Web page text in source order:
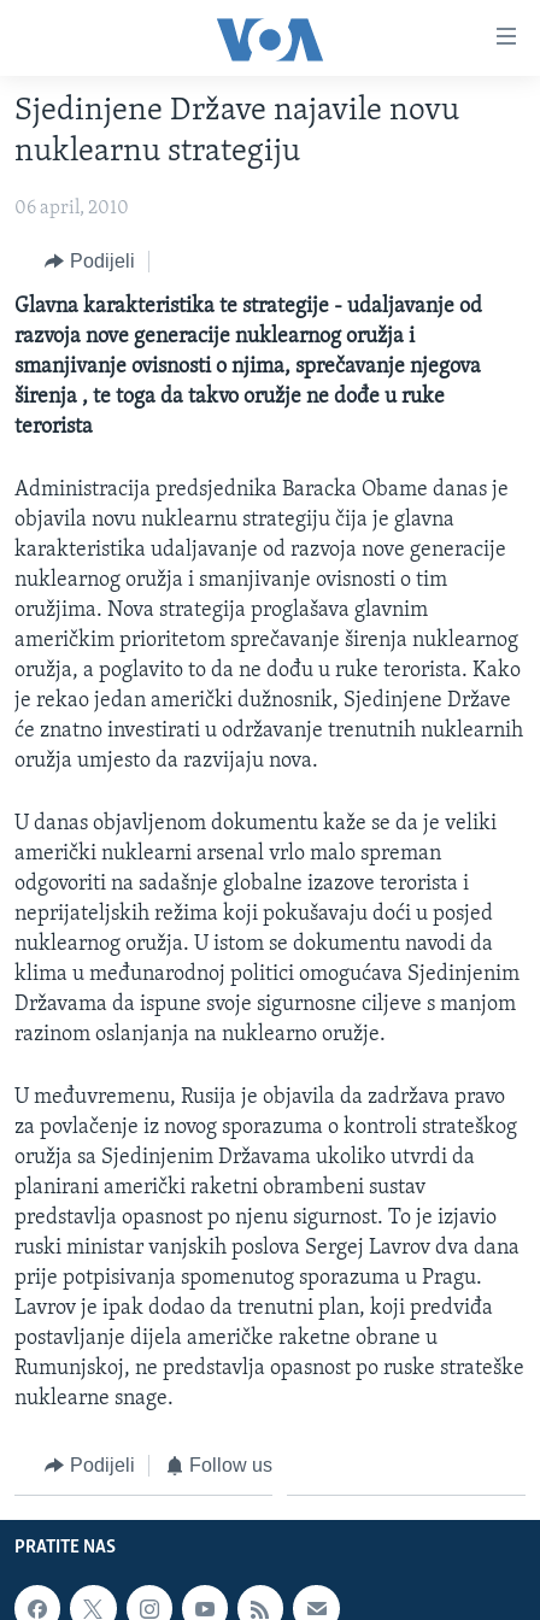
glavni
sadržaj
na
navigaciju
Idi
na
pretragu
TV PROGRAM
FOTOGRAFIJE DANA
VIJESTI
SJEDINJENE AMERIČKE DRŽAVE
BOSNA I HERCEGOVINA
SVIJET
NAUKA I TEHNOLOGIJA
SPECIJALNI PROJEKTI
KORUPCIJA
SLOBODA MEDIJA
ŽENSKA STRANA
IZBJEGLIČKA STRANA
MAGAZIN
O GLASU AMERIKE
Learning English
PRATITE NAS
Jezici
Sjedinjene Države najavile novu
nuklearnu strategiju
06 april, 2010
Podijeli
Glavna karakteristika te strategije - udaljavanje od
razvoja nove generacije nuklearnog oružja i
smanjivanje ovisnosti o njima, sprečavanje njegova
širenja , te toga da takvo oružje ne dođe u ruke
terorista
Administracija predsjednika Baracka Obame danas je
objavila novu nuklearnu strategiju čija je glavna
karakteristika udaljavanje od razvoja nove generacije
nuklearnog oružja i smanjivanje ovisnosti o tim
oružjima. Nova strategija proglašava glavnim
američkim prioritetom sprečavanje širenja nuklearnog
oružja, a poglavito to da ne dođu u ruke terorista. Kako
je rekao jedan američki dužnosnik, Sjedinjene Države
će znatno investirati u održavanje trenutnih nuklearnih
oružja umjesto da razvijaju nova.
U danas objavljenom dokumentu kaže se da je veliki
američki nuklearni arsenal vrlo malo spreman
odgovoriti na sadašnje globalne izazove terorista i
neprijateljskih režima koji pokušavaju doći u posjed
nuklearnog oružja. U istom se dokumentu navodi da
klima u međunarodnoj politici omogućava Sjedinjenim
Državama da ispune svoje sigurnosne ciljeve s manjom
razinom oslanjanja na nuklearno oružje.
U međuvremenu, Rusija je objavila da zadržava pravo
za povlačenje iz novog sporazuma o kontroli strateškog
oružja sa Sjedinjenim Državama ukoliko utvrdi da
planirani američki raketni obrambeni sustav
predstavlja opasnost po njenu sigurnost. To je izjavio
ruski ministar vanjskih poslova Sergej Lavrov dva dana
prije potpisivanja spomenutog sporazuma u Pragu.
Lavrov je ipak dodao da trenutni plan, koji predviđa
postavljanje dijela američke raketne obrane u
Rumunjskoj, ne predstavlja opasnost po ruske strateške
nuklearne snage.
Podijeli Follow us
PRATITE NAS